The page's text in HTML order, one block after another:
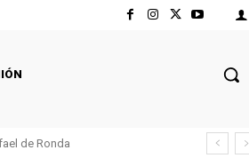
de Ronda